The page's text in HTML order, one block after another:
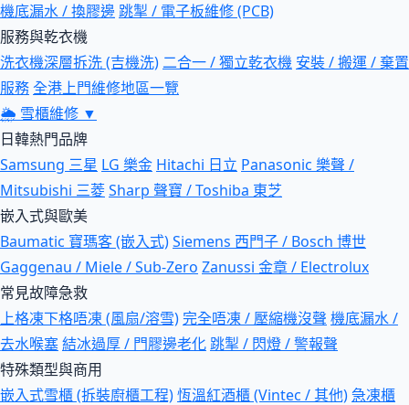
機底漏水 / 換膠邊跳掣 / 電子板維修 (PCB)
服務與乾衣機
洗衣機深層拆洗 (吉機洗) 二合一 / 獨立乾衣機 安裝 / 搬運 / 棄置
服務全港上門維修地區一覽
🌦 雪櫃維修 ▼
日韓熱門品牌
Samsung 三星 LG 樂金 Hitachi 日立 Panasonic 樂聲 /
Mitsubishi 三菱Sharp 聲寶 / Toshiba 東芝
嵌入式與歐美
Baumatic 寶瑪客 (嵌入式)Siemens 西門子 / Bosch 博世
Gaggenau / Miele / Sub-Zero Zanussi 金章 / Electrolux
常見故障急救
上格凍下格唔凍 (風扇/溶雪)完全唔凍 / 壓縮機沒聲 機底漏水 /
去水喉塞結冰過厚 / 門膠邊老化跳掣 / 閃燈 / 警報聲
特殊類型與商用
嵌入式雪櫃 (拆裝廚櫃工程)恆溫紅酒櫃 (Vintec / 其他)急凍櫃